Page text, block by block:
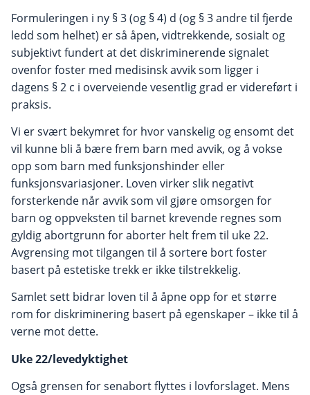
Formuleringen i ny § 3 (og § 4) d (og § 3 andre til fjerde
ledd som helhet) er så åpen, vidtrekkende, sosialt og
subjektivt fundert at det diskriminerende signalet
ovenfor foster med medisinsk avvik som ligger i
dagens § 2 c i overveiende vesentlig grad er videreført i
praksis.
Vi er svært bekymret for hvor vanskelig og ensomt det
vil kunne bli å bære frem barn med avvik, og å vokse
opp som barn med funksjonshinder eller
funksjonsvariasjoner. Loven virker slik negativt
forsterkende når avvik som vil gjøre omsorgen for
barn og oppveksten til barnet krevende regnes som
gyldig abortgrunn for aborter helt frem til uke 22.
Avgrensing mot tilgangen til å sortere bort foster
basert på estetiske trekk er ikke tilstrekkelig.
Samlet sett bidrar loven til å åpne opp for et større
rom for diskriminering basert på egenskaper – ikke til å
verne mot dette.
Uke 22/levedyktighet
Også grensen for senabort flyttes i lovforslaget. Mens